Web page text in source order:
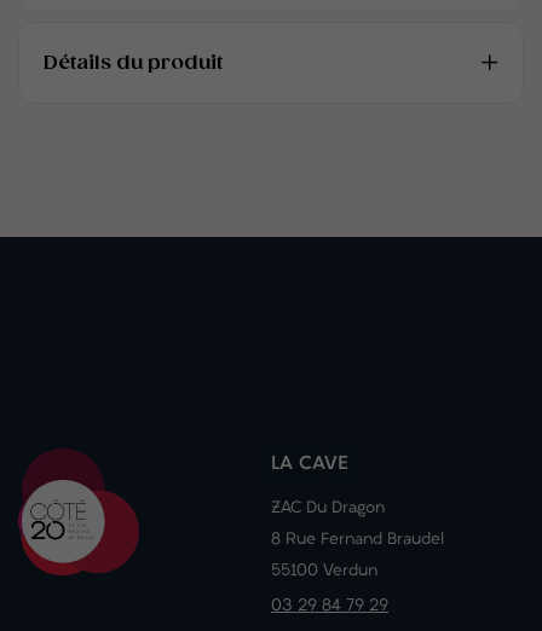
Détails du produit
LA CAVE
ZAC Du Dragon
8 Rue Fernand Braudel
55100 Verdun
03 29 84 79 29